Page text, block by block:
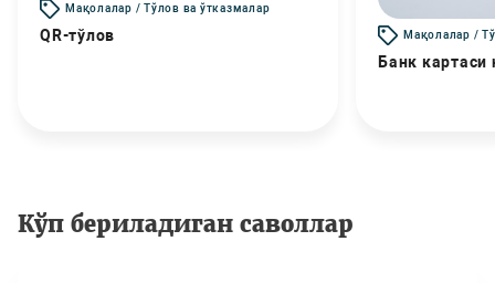
Мақолалар / Тўлов ва ўтказмалар
QR-тўлов Мақолалар /
Банк картаси
Кўп бериладиган саволлар